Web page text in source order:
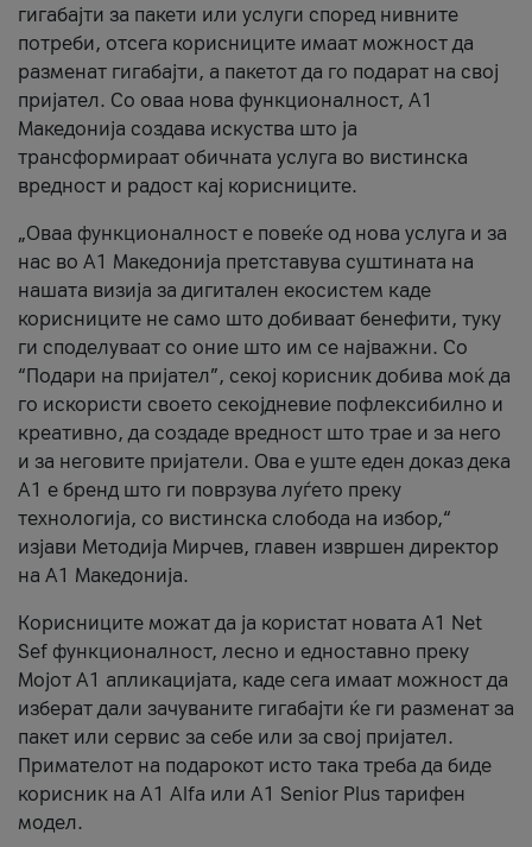
гигабајти за пакети или услуги според нивните
потреби, отсега корисниците имаат можност да
разменат гигабајти, а пакетот да го подарат на свој
пријател. Со оваа нова функционалност, А1
Македонија создава искуства што ја
трансформираат обичната услуга во вистинска
вредност и радост кај корисниците.
„Оваа функционалност е повеќе од нова услуга и за
нас во А1 Македонија претставува суштината на
нашата визија за дигитален екосистем каде
корисниците не само што добиваат бенефити, туку
ги споделуваат со оние што им се најважни. Со
“Подари на пријател”, секој корисник добива моќ да
го искористи своето секојдневие пофлексибилно и
креативно, да создаде вредност што трае и за него
и за неговите пријатели. Ова е уште еден доказ дека
А1 е бренд што ги поврзува луѓето преку
технологија, со вистинска слобода на избор,“
изјави Методија Мирчев, главен извршен директор
на А1 Македонија.
Корисниците можат да ја користат новата А1 Net
Sef функционалност, лесно и едноставно преку
Мојот А1 апликацијата, каде сега имаат можност да
изберат дали зачуваните гигабајти ќе ги разменат за
пакет или сервис за себе или за свој пријател.
Примателот на подарокот исто така треба да биде
корисник на А1 Alfa или A1 Senior Plus тарифен
модел.